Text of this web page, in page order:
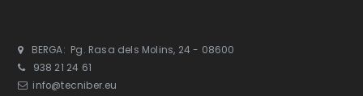
BERGA: Pg. Rasa dels Molins, 24 - 08600
938 21 24 61
info@tecniber.eu